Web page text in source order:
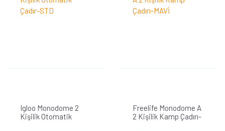
Igloo Monodome 2
Kişilik Otomatik
Freelife Monodome A
2 Kişilik Kamp Çadırı-